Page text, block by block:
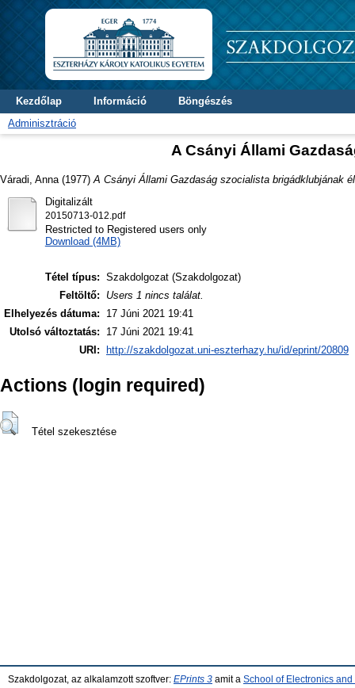
Kezdőlap Információ
Böngészés
Adminisztráció
A Csányi Állami
Váradi, Anna (1977) A Csányi Állami Gazdaság szocialista brigádklubjának
Digitalizált
20150713-012.pdf
Restricted to Registered users only
Download (4MB)
Tétel típus: Szakdolgozat (Szakdolgozat)
Feltöltő:
Users 1 nincs találat.
Elhelyezés dátuma:
17 Júni 2021 19:41
Utolsó változtatás:
17 Júni 2021 19:41
URI:
http://szakdolgozat.uni-eszterhazy.hu/id/eprint/20809
Actions (login required)
Tétel szekesztése
Szakdolgozat, az alkalamzott szoftver: EPrints 3 amit a School of Electronics